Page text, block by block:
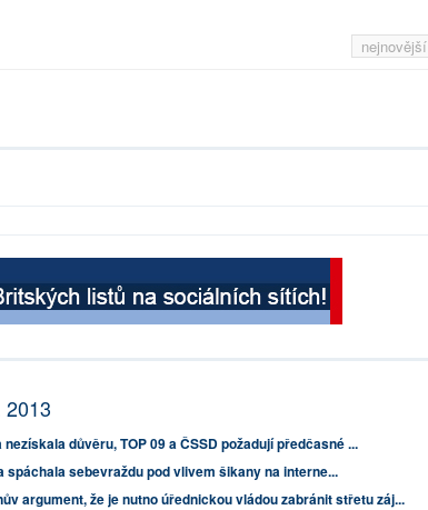
nejnovější
důvěru, TOP 09 a ČSSD požadují předčasné ...
spáchala sebevraždu pod vlivem šikany na interne...
argument, že je nutno úřednickou vládou zabránit střetu záj...